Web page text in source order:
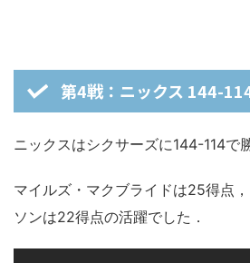
第4戦：ニックス 144-
ニックスはシクサーズに144-114で
マイルズ・マクブライドは25得点
ソンは22得点の活躍でした．